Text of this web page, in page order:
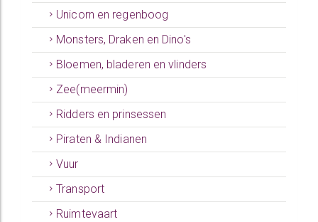
Unicorn en regenboog
Monsters, Draken en Dino's
Bloemen, bladeren en vlinders
Zee(meermin)
Ridders en prinsessen
Piraten & Indianen
Vuur
Transport
Ruimtevaart